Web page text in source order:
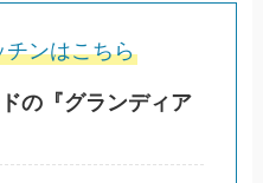
チンはこちら
の『グランディア